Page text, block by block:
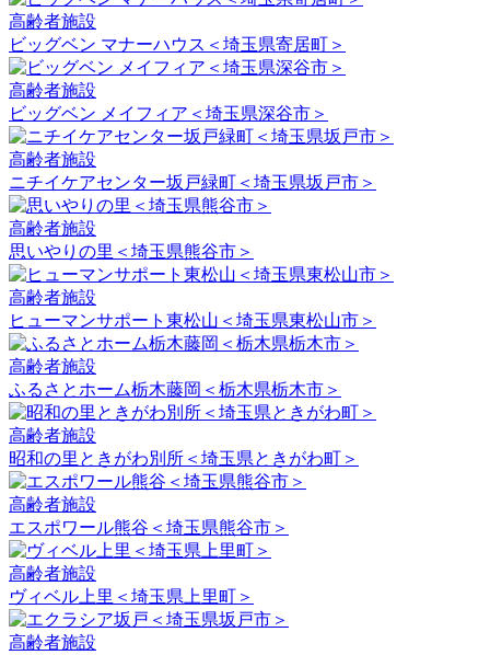
高齢者施設
ビッグベン マナーハウス＜埼玉県寄居町＞
高齢者施設
ビッグベン メイフィア＜埼玉県深谷市＞
高齢者施設
ニチイケアセンター坂戸緑町＜埼玉県坂戸市＞
高齢者施設
思いやりの里＜埼玉県熊谷市＞
高齢者施設
ヒューマンサポート東松山＜埼玉県東松山市＞
高齢者施設
ふるさとホーム栃木藤岡＜栃木県栃木市＞
高齢者施設
昭和の里ときがわ別所＜埼玉県ときがわ町＞
高齢者施設
エスポワール熊谷＜埼玉県熊谷市＞
高齢者施設
ヴィベル上里＜埼玉県上里町＞
高齢者施設